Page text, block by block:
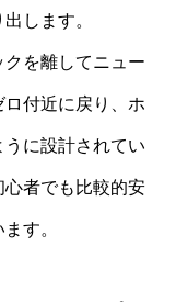
します。
を離してニュー
ロ付近に戻り、ホ
に設計されてい
心者でも比較的安
す。